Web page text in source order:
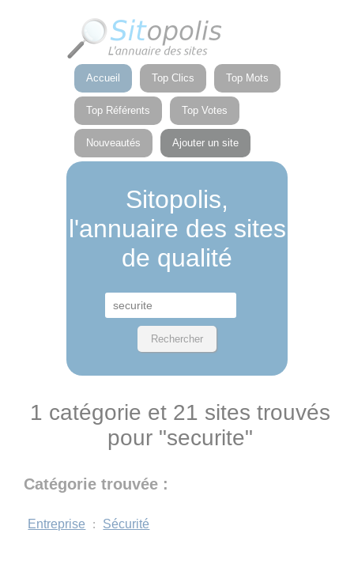
Accueil Top Clics Top Mots
Top Référents Top Votes
Nouveautés Ajouter un site
Sitopolis,
l'annuaire des sites
de qualité
1 catégorie et 21 sites trouvés
pour "securite"
Catégorie trouvée :
Entreprise : Sécurité